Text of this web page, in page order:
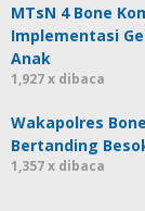
MTsN 4 Bone
Implementasi
Anak
1,927 x dibaca
Wakapolres
Bertanding
1,357 x dibaca